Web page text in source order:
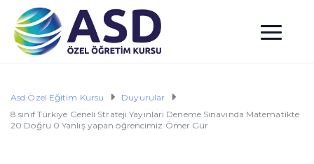
Asd Özel Eğitim Kursu
Duyurular
8.sınıf Türkiye Geneli Strateji Yayınları Deneme Sınavında Matematikte
20 Doğru 0 Yanlış yapan öğrencimiz Ömer Gür